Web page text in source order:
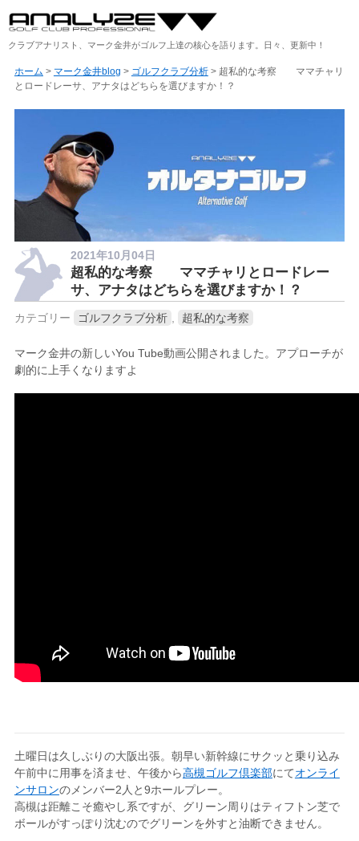
クラブアナリスト、マーク金井がゴルフ上達の核心を語ります。日々、更新中！
ホーム > マーク金井blog > ゴルフクラブ分析> 超私的な考察 ママチャリ
とロードレーサ、アナタはどちらを選びますか！？
2021年10月04日
超私的な考察 ママチャリとロードレー
サ、アナタはどちらを選びますか！？
カテゴリー ゴルフクラブ分析 超私的な考察
マーク金井の新しいYou Tube動画公開されました。アプローチが
劇的に上手くなりますよ
土曜日は久しぶりの大阪出張。朝早い新幹線にサクッと乗り込み
午前中に用事を済ませ、午後から高槻ゴルフ倶楽部にてオンライ
ンサロンのメンバー2人と9ホールプレー。
高槻は距離こそ癒やし系ですが、グリーン周りはティフトン芝で
ボールがすっぽり沈むのでグリーンを外すと油断できません。